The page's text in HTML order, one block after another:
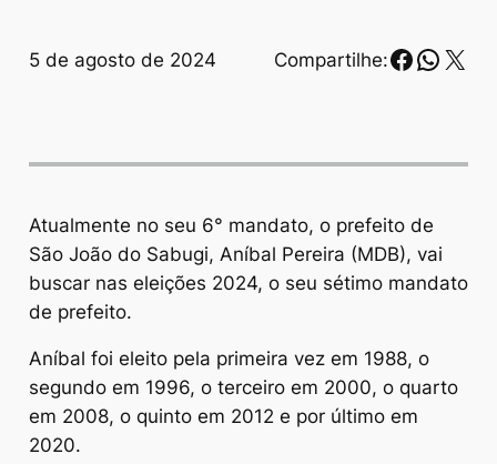
5 de agosto de 2024 Compartilhe: X
Atualmente no seu 6° mandato, o prefeito de
São João do Sabugi, Aníbal Pereira (MDB), vai
buscar nas eleições 2024, o seu sétimo mandato
de prefeito.
Aníbal foi eleito pela primeira vez em 1988, o
segundo em 1996, o terceiro em 2000, o quarto
em 2008, o quinto em 2012 e por último em
2020.